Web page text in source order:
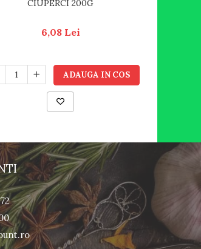
CIUPERCI 200G
6,08 Lei
ADAUGA IN COS